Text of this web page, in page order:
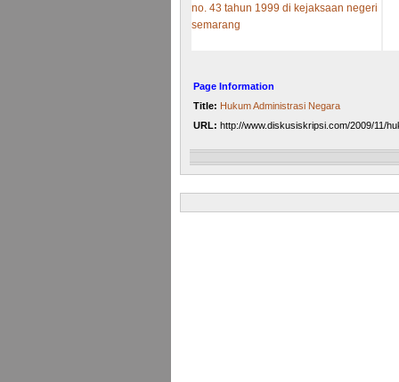
no. 43 tahun 1999 di kejaksaan negeri
semarang
Page Information
Title: Hukum Administrasi Negara
URL: http://www.diskusiskripsi.com/2009/11/